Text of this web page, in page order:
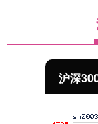
北证50